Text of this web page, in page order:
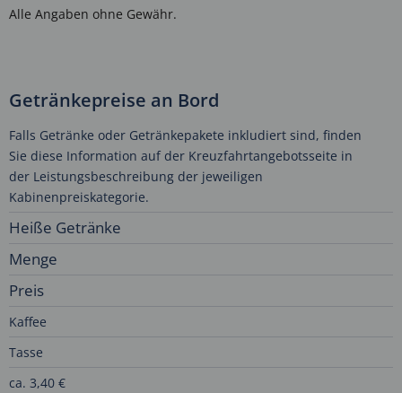
Alle Angaben ohne Gewähr.
Getränkepreise an Bord
Falls Getränke oder Getränkepakete inkludiert sind, finden
Sie diese Information auf der Kreuzfahrtangebotsseite in
der Leistungsbeschreibung der jeweiligen
Kabinenpreiskategorie.
Heiße Getränke
Menge
Preis
Kaffee
Tasse
ca. 3,40 €